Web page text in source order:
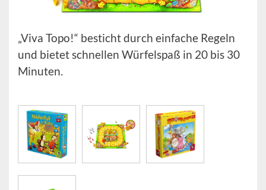
„Viva Topo!“ besticht durch einfache Regeln
und bietet schnellen Würfelspaß in 20 bis 30
Minuten.